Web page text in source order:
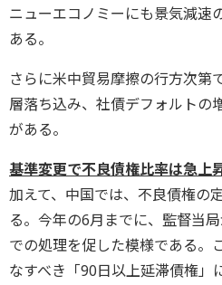
ニューエコノミーにも景気減速
ある。
さらに米中貿易摩擦の行方次第
層落ち込み、社債デフォルトの
がある。
基準変更で不良債権比率は急上
加えて、中国では、不良債権の
る。今年の6月までに、監督当
での処理を促した模様である。
なすべき「90日以上延滞債権」